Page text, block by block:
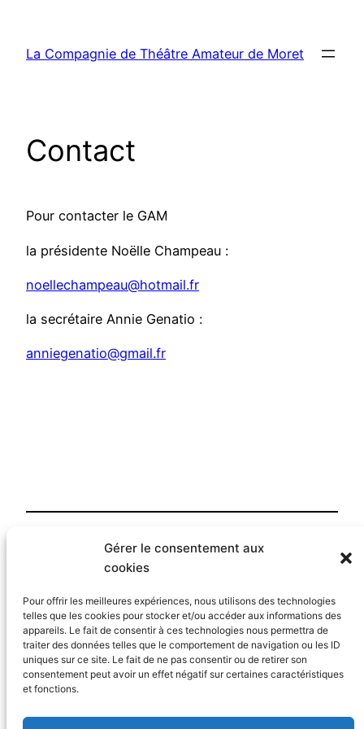
Gérer le consentement aux
cookies
Pour offrir les meilleures expériences, nous utilisons des technologies
telles que les cookies pour stocker et/ou accéder aux informations des
appareils. Le fait de consentir à ces technologies nous permettra de
traiter des données telles que le comportement de navigation ou les ID
uniques sur ce site. Le fait de ne pas consentir ou de retirer son
consentement peut avoir un effet négatif sur certaines caractéristiques
et fonctions.
contenu
La Compagnie de Théâtre Amateur de Moret
Contact
Pour contacter le GAM
la présidente Noëlle Champeau :
noellechampeau@hotmail.fr
la secrétaire Annie Genatio :
anniegenatio@gmail.fr
9 février 2013dansContact
Étiquettes :